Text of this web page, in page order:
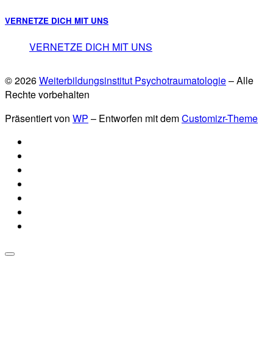
VERNETZE DICH MIT UNS
VERNETZE DICH MIT UNS
© 2026Weiterbildungsinstitut Psychotraumatologie– Alle
Rechte vorbehalten
Präsentiert von WP – Entworfen mit demCustomizr-Theme